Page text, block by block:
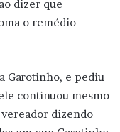
dizer que
o remédio
Garotinho, e pediu
continuou mesmo
dizendo